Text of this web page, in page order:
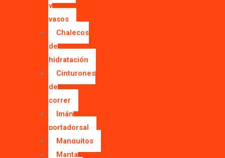
y
vasos
Chalecos
de
hidratación
Cinturones
de
correr
Imán
portadorsal
Manguitos
Manta